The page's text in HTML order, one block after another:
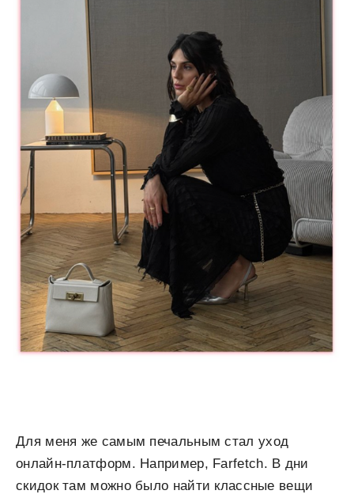
Для меня же самым печальным стал уход
онлайн-платформ. Например, Farfetch. В дни
скидок там можно было найти классные вещи